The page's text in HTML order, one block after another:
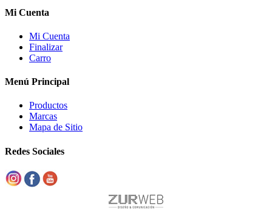
Mi Cuenta
Mi Cuenta
Finalizar
Carro
Menú Principal
Productos
Marcas
Mapa de Sitio
Redes Sociales